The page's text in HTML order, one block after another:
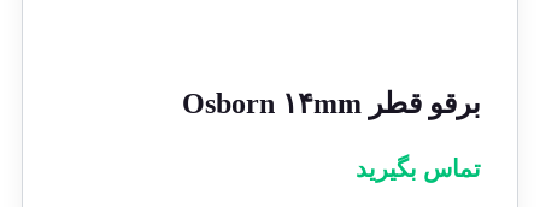
برقو قطر Osborn ۱۴mm
تماس بگیرید